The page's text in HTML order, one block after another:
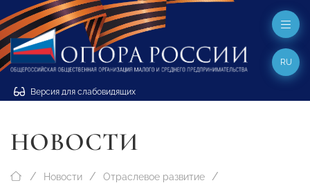
Версия для слабовидящих
RU
НОВОСТИ
Новости Отраслевое развитие